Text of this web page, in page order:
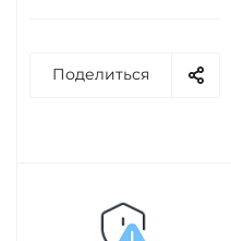
Поделиться